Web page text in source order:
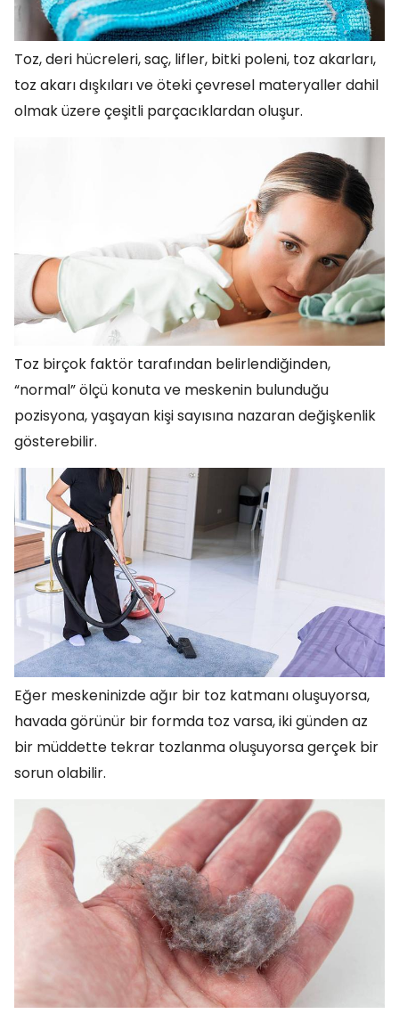
Toz, deri hücreleri, saç, lifler, bitki poleni, toz akarları,
toz akarı dışkıları ve öteki çevresel materyaller dahil
olmak üzere çeşitli parçacıklardan oluşur.
Toz birçok faktör tarafından belirlendiğinden,
“normal” ölçü konuta ve meskenin bulunduğu
pozisyona, yaşayan kişi sayısına nazaran değişkenlik
gösterebilir.
Eğer meskeninizde ağır bir toz katmanı oluşuyorsa,
havada görünür bir formda toz varsa, iki günden az
bir müddette tekrar tozlanma oluşuyorsa gerçek bir
sorun olabilir.